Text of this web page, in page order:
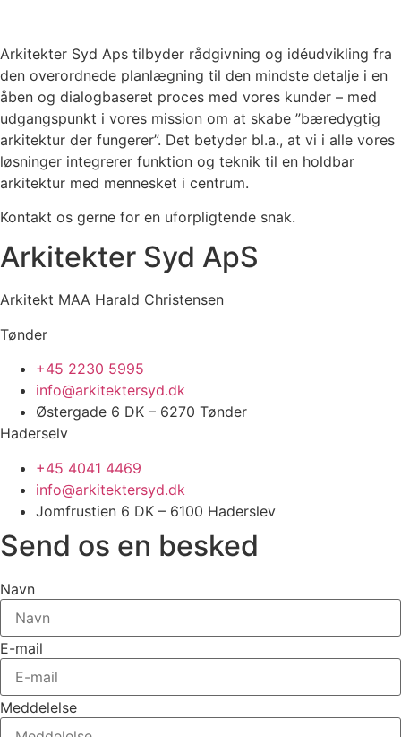
Arkitekter Syd Aps tilbyder rådgivning og idéudvikling fra
den overordnede planlægning til den mindste detalje i en
åben og dialogbaseret proces med vores kunder – med
udgangspunkt i vores mission om at skabe ”bæredygtig
arkitektur der fungerer”. Det betyder bl.a., at vi i alle vores
løsninger integrerer funktion og teknik til en holdbar
arkitektur med mennesket i centrum.
Kontakt os gerne for en uforpligtende snak.
Arkitekter Syd ApS
Arkitekt MAA Harald Christensen
Tønder
+45 2230 5995
info@arkitektersyd.dk
Østergade 6 DK – 6270 Tønder
Haderselv
+45 4041 4469
info@arkitektersyd.dk
Jomfrustien 6 DK – 6100 Haderslev
Send os en besked
Navn
E-mail
Meddelelse